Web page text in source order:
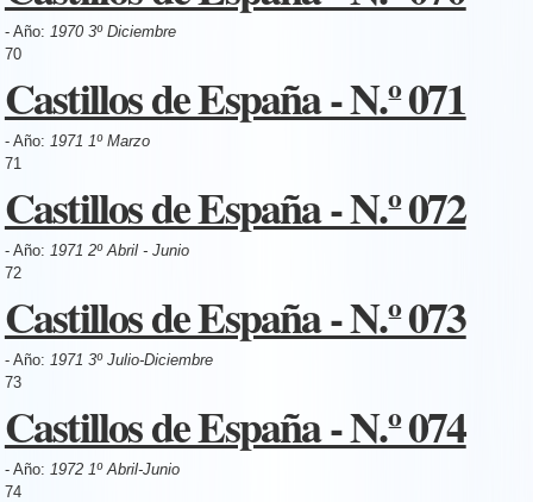
- Año: 1970 3º Diciembre
70
Castillos de España - N.º 071
- Año: 1971 1º Marzo
71
Castillos de España - N.º 072
- Año: 1971 2º Abril - Junio
72
Castillos de España - N.º 073
- Año: 1971 3º Julio-Diciembre
73
Castillos de España - N.º 074
- Año: 1972 1º Abril-Junio
74